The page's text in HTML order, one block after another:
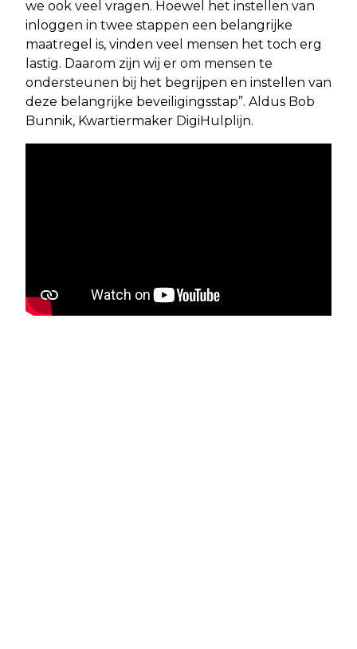
we ook veel vragen. Hoewel het instellen van
inloggen in twee stappen een belangrijke
maatregel is, vinden veel mensen het toch erg
lastig. Daarom zijn wij er om mensen te
ondersteunen bij het begrijpen en instellen van
deze belangrijke beveiligingsstap”. Aldus Bob
Bunnik, Kwartiermaker DigiHulplijn.